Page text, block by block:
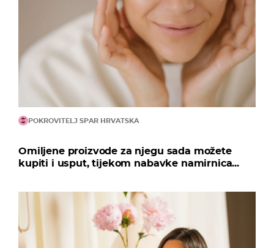
POKROVITELJ SPAR HRVATSKA
Omiljene proizvode za njegu sada možete
kupiti i usput, tijekom nabavke namirnica...